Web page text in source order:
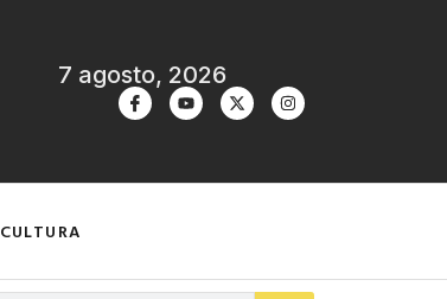
7 agosto, 2026
CULTURA